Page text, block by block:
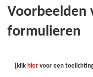
Voorbeelden
formulieren
[klik hier voor een